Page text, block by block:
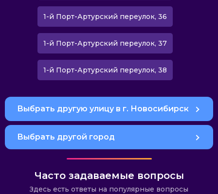
1-й Порт-Артурский переулок, 36
1-й Порт-Артурский переулок, 37
1-й Порт-Артурский переулок, 38
Выбрать другую улицу в г. Новосибирск
Выбрать другой город
Часто задаваемые вопросы
Здесь есть ответы на популярные вопросы